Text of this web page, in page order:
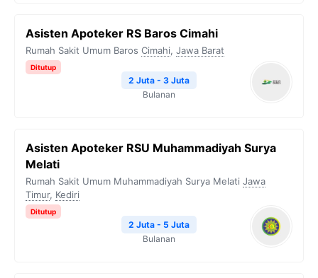
Asisten Apoteker RS Baros Cimahi
Rumah Sakit Umum Baros Cimahi, Jawa Barat
Ditutup
2 Juta - 3 Juta
Bulanan
Asisten Apoteker RSU Muhammadiyah Surya
Melati
Rumah Sakit Umum Muhammadiyah Surya Melati Jawa
Timur, Kediri
Ditutup
2 Juta - 5 Juta
Bulanan